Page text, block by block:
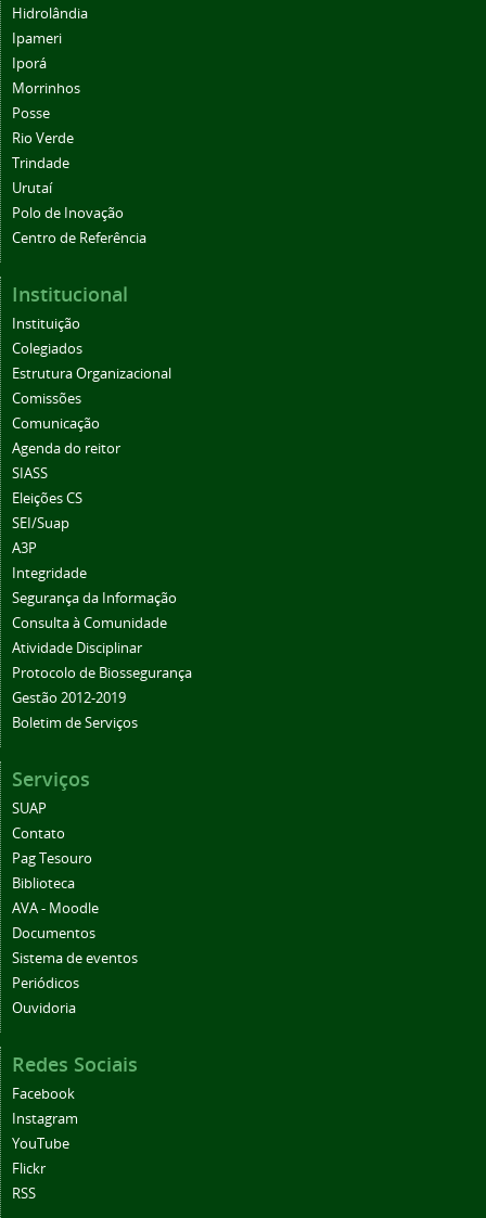
Hidrolândia
Ipameri
Iporá
Morrinhos
Posse
Rio Verde
Trindade
Urutaí
Polo de Inovação
Centro de Referência
Institucional
Instituição
Colegiados
Estrutura Organizacional
Comissões
Comunicação
Agenda do reitor
SIASS
Eleições CS
SEI/Suap
A3P
Integridade
Segurança da Informação
Consulta à Comunidade
Atividade Disciplinar
Protocolo de Biossegurança
Gestão 2012-2019
Boletim de Serviços
Serviços
SUAP
Contato
Pag Tesouro
Biblioteca
AVA - Moodle
Documentos
Sistema de eventos
Periódicos
Ouvidoria
Redes Sociais
Facebook
Instagram
YouTube
Flickr
RSS